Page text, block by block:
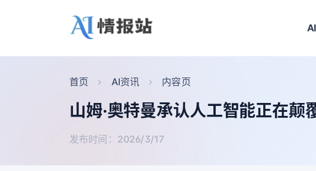
首页 AI资讯 内容页
山姆·奥特曼承认人工智能正在颠
发布时间：2026/3/17